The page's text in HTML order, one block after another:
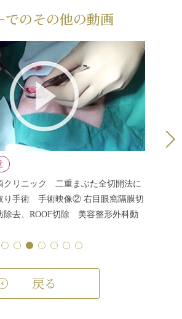
でのその他の動画
クリニック 二重まぶた全切開法に
り手術 手術映像② 右目眼窩隔膜切
除去、ROOF切除 美容整形外科動
戻る